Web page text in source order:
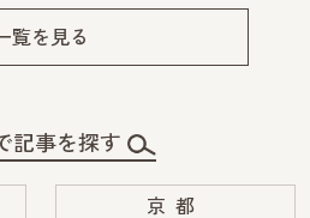
覧を見る
記事を探す
京都